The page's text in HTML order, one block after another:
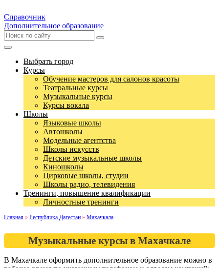
Справочник
Дополнительное образование
Выбрать город
Курсы
Обучение мастеров для салонов красоты
Театральные курсы
Музыкальные курсы
Курсы вокала
Школы
Языковые школы
Автошколы
Модельные агентства
Школы искусств
Детские музыкальные школы
Киношколы
Цирковые школы, студии
Школы радио, телевидения
Тренинги, повышение квалификации
Личностные тренинги
Главная » Республика Дагестан » Махачкала
Музыкальные курсы в Махачкале
В Махачкале оформить дополнительное образование можно в